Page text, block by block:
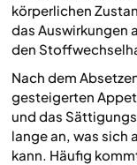
körperlichen
das Auswirkungen
den
Nach dem
gesteigerten
und das
lange an, was sich
kann. Häufig